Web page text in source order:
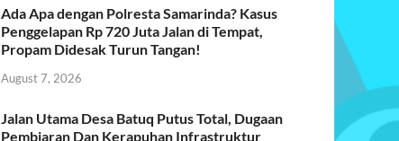
Ada Apa dengan Polresta Samarinda? Kasus
Penggelapan Rp 720 Juta Jalan di Tempat,
Propam Didesak Turun Tangan!
August 7, 2026
Jalan Utama Desa Batuq Putus Total, Dugaan
Pembiaran Dan Kerapuhan Infrastruktur